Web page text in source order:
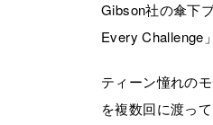
Gibson社の傘下
Every Challenge
ティーン憧れの
を複数回に渡っ